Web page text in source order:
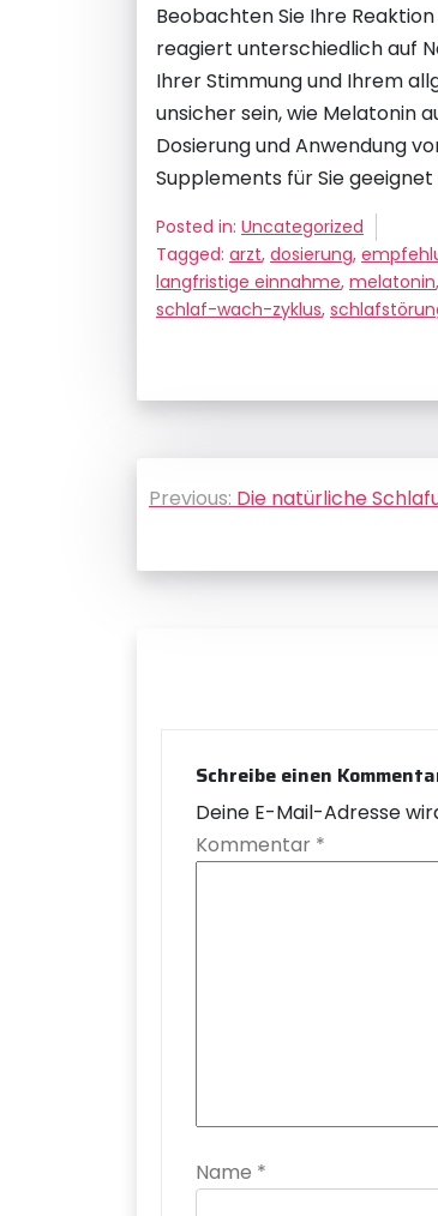
Beobachten Sie Ihre
reagiert unterschiedlich auf
Ihrer Stimmung und Ihrem
unsicher sein, wie Melatonin
Dosierung und Anwendung
Supplements für Sie geeignet
Posted in: Uncategorized
Tagged: arzt, dosierung,
langfristige einnahme, melatonin,
schlaf-wach-zyklus,
Previous: Die natürliche
Schreibe einen
Deine E-Mail-Adresse
Kommentar *
Name *